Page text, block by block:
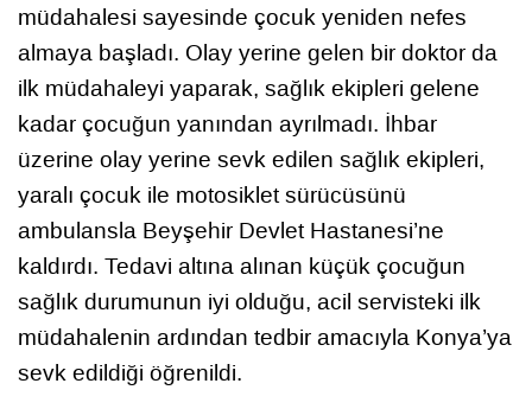
müdahalesi sayesinde çocuk yeniden nefes
almaya başladı. Olay yerine gelen bir doktor da
ilk müdahaleyi yaparak, sağlık ekipleri gelene
kadar çocuğun yanından ayrılmadı. İhbar
üzerine olay yerine sevk edilen sağlık ekipleri,
yaralı çocuk ile motosiklet sürücüsünü
ambulansla Beyşehir Devlet Hastanesi’ne
kaldırdı. Tedavi altına alınan küçük çocuğun
sağlık durumunun iyi olduğu, acil servisteki ilk
müdahalenin ardından tedbir amacıyla Konya’ya
sevk edildiği öğrenildi.